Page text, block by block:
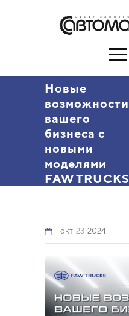
Новые
возможности
вашего
бизнеса с
новыми
моделями
FAW TRUCKS
окт 23 2024